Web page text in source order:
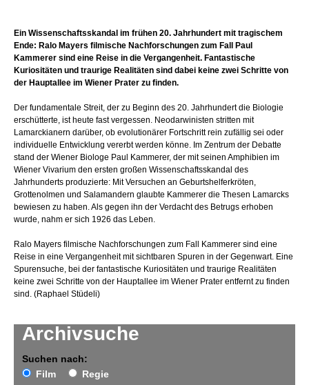
Archivsuche
Suchen nach:
Film
Regie
Ein Wissenschaftsskandal im frühen 20. Jahrhundert mit tragischem
Ende: Ralo Mayers filmische Nachforschungen zum Fall Paul
Kammerer sind eine Reise in die Vergangenheit. Fantastische
Kuriositäten und traurige Realitäten sind dabei keine zwei Schritte von
der Hauptallee im Wiener Prater zu finden.
Der fundamentale Streit, der zu Beginn des 20. Jahrhundert die Biologie
erschütterte, ist heute fast vergessen. Neodarwinisten stritten mit
Lamarckianern darüber, ob evolutionärer Fortschritt rein zufällig sei oder
individuelle Entwicklung vererbt werden könne. Im Zentrum der Debatte
stand der Wiener Biologe Paul Kammerer, der mit seinen Amphibien im
Wiener Vivarium den ersten großen Wissenschaftsskandal des
Jahrhunderts produzierte: Mit Versuchen an Geburtshelferkröten,
Grottenolmen und Salamandern glaubte Kammerer die Thesen Lamarcks
bewiesen zu haben. Als gegen ihn der Verdacht des Betrugs erhoben
wurde, nahm er sich 1926 das Leben.
Ralo Mayers filmische Nachforschungen zum Fall Kammerer sind eine
Reise in eine Vergangenheit mit sichtbaren Spuren in der Gegenwart. Eine
Spurensuche, bei der fantastische Kuriositäten und traurige Realitäten
keine zwei Schritte von der Hauptallee im Wiener Prater entfernt zu finden
sind. (Raphael Stüdeli)